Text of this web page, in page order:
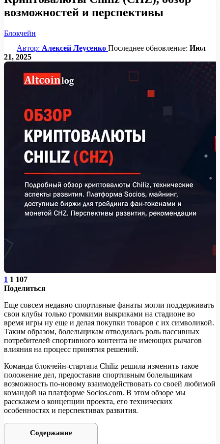
возможностей и перспективы
Блокчейн
Автор: Алексей Леусенко Последнее обновление: Июл
21, 2025
1 1 107
Поделиться
Еще совсем недавно спортивные фанаты могли поддерживать
свои клубы только громкими выкриками на стадионе во
время игры ну еще и делая покупки товаров с их символикой.
Таким образом, болельщикам отводилась роль пассивных
потребителей спортивного контента не имеющих рычагов
влияния на процесс принятия решений.
Команда блокчейн-стартапа Chiliz решила изменить такое
положение дел, предоставив спортивным болельщикам
возможность по-новому взаимодействовать со своей любимой
командой на платформе Socios.com. В этом обзоре мы
расскажем о концепции проекта, его технических
особенностях и перспективах развития.
Содержание